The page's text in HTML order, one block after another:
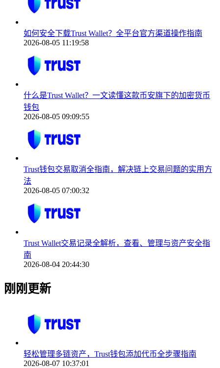
如何安全下载Trust Wallet？全平台官方渠道操作指南
2026-08-05 11:19:58
什么是Trust Wallet？一文读懂这款币安旗下的加密货币
钱包
2026-08-05 09:09:55
Trust钱包交易取消全指南，解决链上交易问题的实用方
法
2026-08-05 07:00:32
Trust Wallet交易记录全解析，查看、管理与资产安全指
南
2026-08-04 20:44:30
刚刚更新
轻松管理多链资产，Trust钱包添加代币全步骤指南
2026-08-07 10:37:01